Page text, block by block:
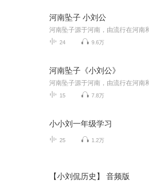
河南坠子 小刘公
24 9.6万
河南坠子《小刘公》
15 7.8万
小小刘一年级学习
25 1.2万
【小刘侃历史】 音频版